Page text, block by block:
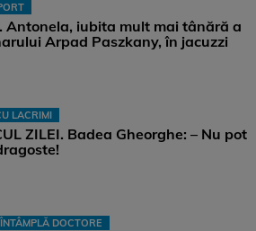
Antonela, iubita mult mai tânără a
Arpad Paszkany, în jacuzzi
LACRIMI
ZILEI. Badea Gheorghe: – Nu pot
DOCTORE